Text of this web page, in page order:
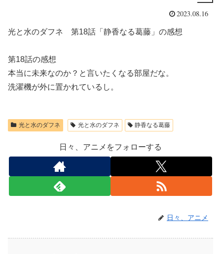
2023.08.16
光と水のダフネ 第18話「静香なる葛藤」の感想
第18話の感想
本当に未来なのか？と言いたくなる部屋だな。
洗濯機が外に置かれているし。
光と水のダフネ 光と水のダフネ 静香なる葛藤
日々、アニメをフォローする
日々、アニメ